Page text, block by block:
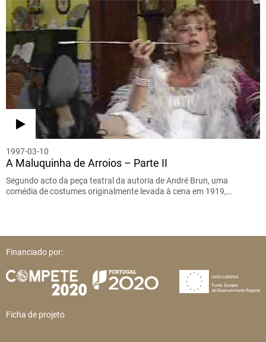
1997-03-10
A Maluquinha de Arroios – Parte II
Segundo acto da peça teatral da autoria de André Brun, uma
comédia de costumes originalmente levada à cena em 1919,…
Financiado por:
Ficha de projeto